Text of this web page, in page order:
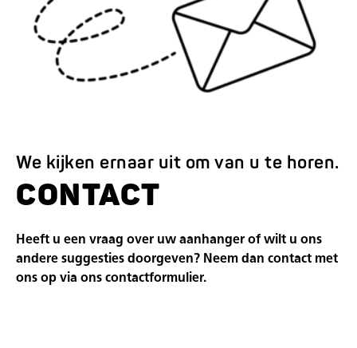
We kijken ernaar uit om van u te horen.
CONTACT
Heeft u een vraag over uw aanhanger of wilt u ons
andere suggesties doorgeven? Neem dan contact met
ons op via ons contactformulier.